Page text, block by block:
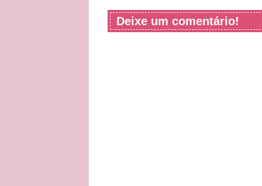
Deixe um comentário!